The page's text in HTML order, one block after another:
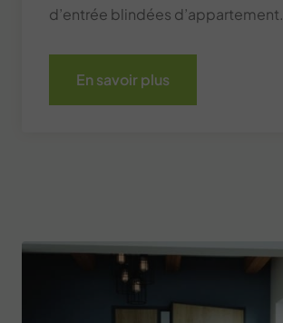
d’entrée blindées d’appartement.
En savoir plus